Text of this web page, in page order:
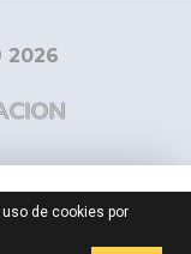
2026
de cookies por